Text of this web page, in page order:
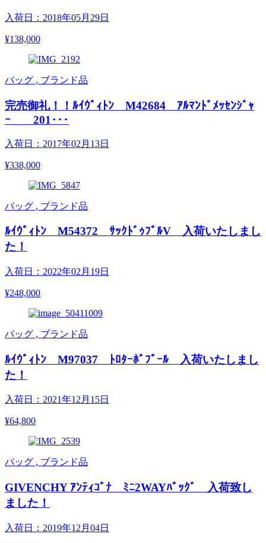
入荷日：2018年05月29日
¥138,000
バッグ , ブランド品
完売御礼！！ﾙｲｳﾞｨﾄﾝ M42684 ｱﾙﾏﾝﾄﾞﾒｯｾﾝｼﾞｬ
ｰ 201･･･
入荷日：2017年02月13日
¥338,000
バッグ , ブランド品
ﾙｲｳﾞｨﾄﾝ M54372 ｻｯｸﾄﾞｩﾌﾞﾙV 入荷いたしまし
た！
入荷日：2022年02月19日
¥248,000
バッグ , ブランド品
ﾙｲｳﾞｨﾄﾝ M97037 ﾄﾛﾀｰﾎﾞﾌﾞｰﾙ 入荷いたしまし
た！
入荷日：2021年12月15日
¥64,800
バッグ , ブランド品
GIVENCHY ｱﾝﾃｨｺﾞﾅ ﾐﾆ2WAYﾊﾞｯｸﾞ 入荷致し
ました！
入荷日：2019年12月04日